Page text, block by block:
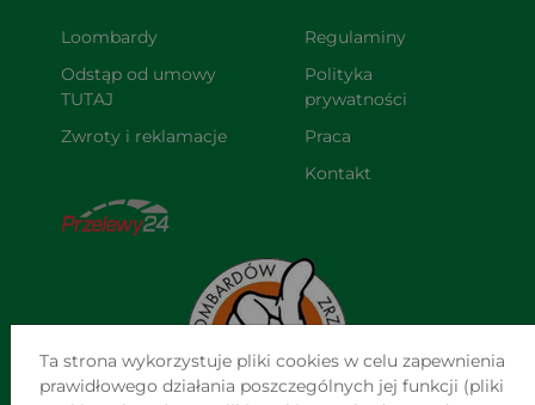
Loombardy
Odstąp od umowy
TUTAJ
Zwroty i reklamacje
Regulaminy
Polityka
prywatności
Praca
Kontakt
Ta strona wykorzystuje pliki cookies w celu zapewnienia
prawidłowego działania poszczególnych jej funkcji (pliki